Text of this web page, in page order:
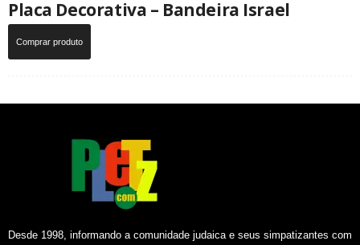
Placa Decorativa – Bandeira Israel
Comprar produto
Desde 1998, informando a comunidade judaica e seus simpatizantes com